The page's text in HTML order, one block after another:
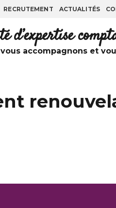
RECRUTEMENT ACTUALITÉS
d’expertise
vous accompagnons et